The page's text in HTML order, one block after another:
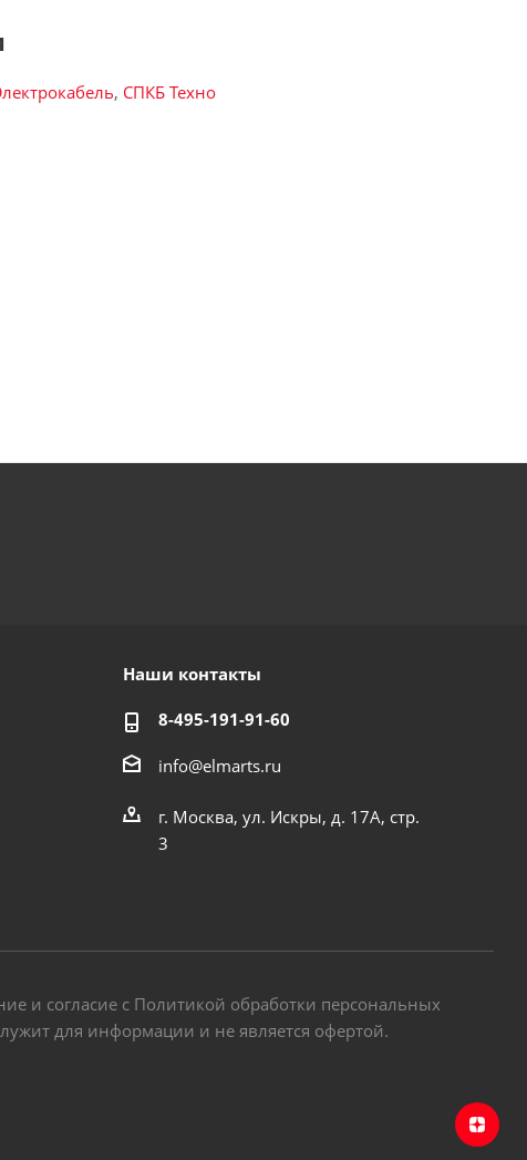
, СПКБ Техно
Наши контакты
8-495-191-91-60
info@elmarts.ru
г. Москва, ул. Искры, д. 17А, стр.
3
и согласие с Политикой обработки персональных
для информации и не является офертой.